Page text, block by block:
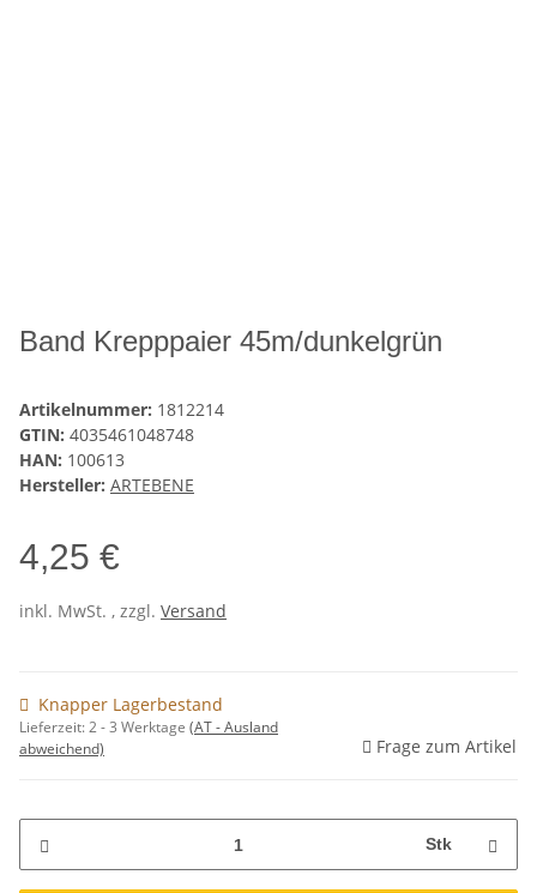
Band Krepppaier 45m/dunkelgrün
Artikelnummer: 1812214
GTIN: 4035461048748
HAN: 100613
Hersteller: ARTEBENE
4,25 €
inkl. MwSt. , zzgl. Versand
Knapper Lagerbestand
Lieferzeit:2 - 3 Werktage (AT - Ausland
abweichend)
Frage zum Artikel
Stk